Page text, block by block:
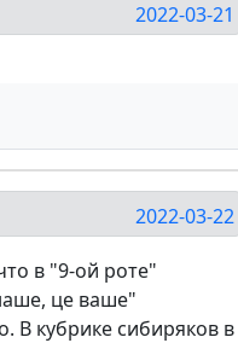
2022-03-21
2022-03-22
в "9-ой роте"
це ваше"
В кубрике сибиряков в